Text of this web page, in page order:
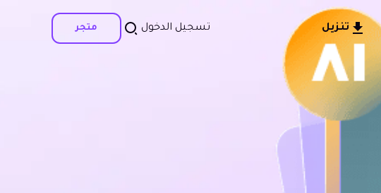
تسجيل الدخول متجر تنزيل